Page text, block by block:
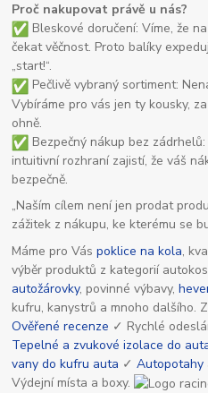
Proč nakupovat právě u nás?
Bleskové doručení: Víme, že
čekat věčnost. Proto balíky
„start!“.
Pečlivě vybraný sortiment:
Vybíráme pro vás jen ty kousky,
ohně.
Bezpečný nákup bez
intuitivní rozhraní zajistí, že váš
bezpečně.
„Naším cílem není jen prodat
zážitek z nákupu, ke kterému se
Máme pro Váspoklice na kola,
výběr produktů z kategorií
autožárovky, povinné výbavy,
kufru, kanystrů a mnoho dalšího.
Ověřené recenze ✓ Rychlé
Tepelné a zvukové izolace do
vany do kufru auta ✓Autopotahy
Výdejní místa a boxy.